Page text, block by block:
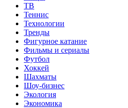
ТВ
Теннис
Технологии
Тренды
Фигурное катание
Фильмы и сериалы
Футбол
Хоккей
Шахматы
Шоу-бизнес
Экология
Экономика